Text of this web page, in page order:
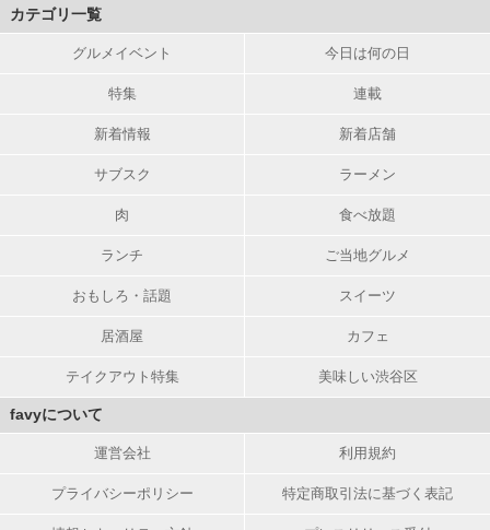
カテゴリ一覧
グルメイベント 今日は何の日
特集 連載
新着情報 新着店舗
サブスク ラーメン
肉 食べ放題
ランチ ご当地グルメ
おもしろ・話題 スイーツ
居酒屋 カフェ
テイクアウト特集 美味しい渋谷区
favyについて
運営会社 利用規約
プライバシーポリシー 特定商取引法に基づく表記